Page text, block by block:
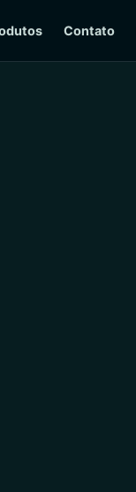
Contato